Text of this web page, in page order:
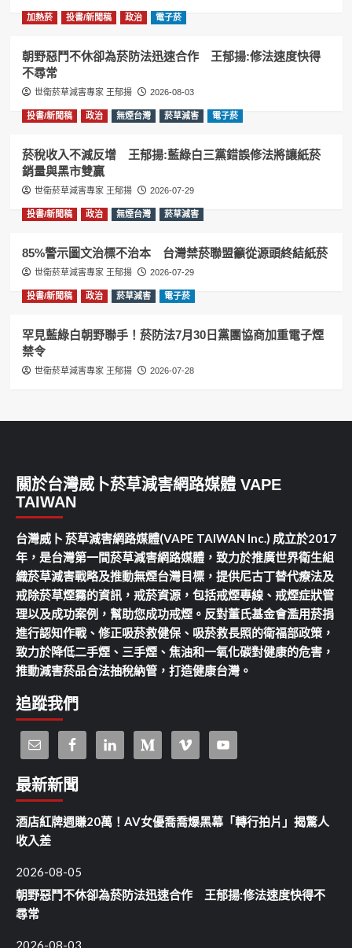
加熱菸 投書/新聞稿 政治 電子菸
朝野惡鬥不休卻為菸防法迅速合作 王郁揚:修法速度快得
不尋常
世衛菸草減害專家 王郁揚 2026-08-03
投書/新聞稿 政治 無煙台灣 菸草減害 電子菸
菸稅收入不減反增 王郁揚:藍綠白三黨錯誤修法將讓紙菸
銷量與黑市雙贏
世衛菸草減害專家 王郁揚 2026-07-29
投書/新聞稿 政治 無煙台灣 菸草減害
85%警示圖文治標不治本 台灣禁菸聯盟籲從源頭終結紙菸
世衛菸草減害專家 王郁揚 2026-07-29
投書/新聞稿 政治 菸草減害 電子菸
罕見藍綠白朝野聯手！菸防法7月30日黨團協商加重電子煙
禁令
世衛菸草減害專家 王郁揚 2026-07-28
關於台灣威卜菸草減害網路媒體 VAPE
TAIWAN
台灣威卜 菸草減害網路媒體(VAPE TAIWAN Inc.) 成立於2017
年，是台灣第一間菸草減害網路媒體，致力於推廣世界衛生組
織菸草減害戰略及推動無煙台灣目標，提供尼古丁替代療法及
戒除菸草煙霧的資訊，戒菸資源，包括戒煙專線、戒煙症狀管
理以及成功案例，幫助您成功戒煙。反對董氏基金會濫用菸捐
進行認知作戰、修正吸菸救健保、吸菸救長照的衛福部政策，
致力於降低二手煙、三手煙、焦油和一氧化碳對健康的危害，
推動減害菸品合法抽稅納管，打造健康台灣。
追蹤我們
最新新聞
酒店紅牌週賺20萬！AV女優喬喬爆黑幕「轉行拍片」揭驚人
收入差
2026-08-05
朝野惡鬥不休卻為菸防法迅速合作 王郁揚:修法速度快得不
尋常
2026-08-03